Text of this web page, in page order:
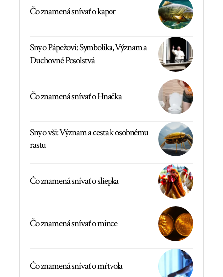
Čo znamená snívať o kapor
Sny o Pápežovi: Symbolika, Význam a
Duchovné Posolstvá
Čo znamená snívať o Hnačka
Sny o vši: Význam a cesta k osobnému
rastu
Čo znamená snívať o sliepka
Čo znamená snívať o mince
Čo znamená snívať o mŕtvola